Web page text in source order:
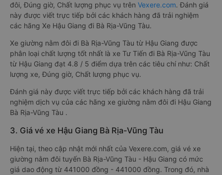
đôi, Đúng giờ, Chất lượng phục vụ trên Vexere.com. Đánh giá
này được viết trực tiếp bởi các khách hàng đã trải nghiệm
các hãng Xe Hậu Giang đi Bà Rịa-Vũng Tàu.
Xe giường nằm đôi đi Bà Rịa-Vũng Tàu từ Hậu Giang được
phân loại chất lượng tốt nhất là xe Tư Tiến đi Bà Rịa-Vũng Tàu
từ Hậu Giang đạt 4.8 / 5 điểm dựa trên các tiêu chí như: Chất
lượng xe, Đúng giờ, Chất lượng phục vụ.
Đánh giá này được viết trực tiếp bởi các khách hàng đã trải
nghiệm dịch vụ của các hãng xe giường nằm đôi đi Hậu Giang
Bà Rịa-Vũng Tàu .
3. Giá vé xe Hậu Giang Bà Rịa-Vũng Tàu
Hiện tại, theo cập nhật mới nhất của Vexere.com, giá vé xe
giường nằm đôi tuyến Bà Rịa-Vũng Tàu - Hậu Giang có mức
giá dao động từ 441000 đồng - 441000 đồng. Trong đó, nhà